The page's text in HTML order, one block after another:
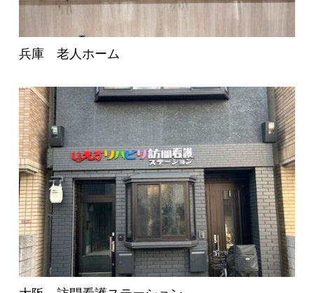
兵庫 老人ホーム